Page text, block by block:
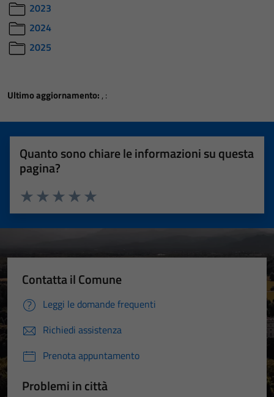
2023
2024
2025
Ultimo aggiornamento: , :
Quanto sono chiare le informazioni su questa
pagina?
Valuta 5 stelle su 5
Valuta 4 stelle su 5
Valuta 3 stelle su 5
Valuta 2 stelle su 5
Valuta 1 stelle su 5
Contatta il Comune
Leggi le domande frequenti
Richiedi assistenza
Prenota appuntamento
Problemi in città